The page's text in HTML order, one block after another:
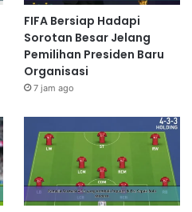
FIFA Bersiap Hadapi
Sorotan Besar Jelang
Pemilihan Presiden Baru
Organisasi
7 jam ago